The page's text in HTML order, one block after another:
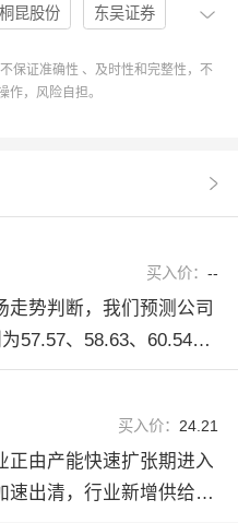
桐昆股份 东吴证券
长丝 601233
保证准确性 、及时性和完整性，不
作，风险自担。
买入价：--
势判断，我们预测公司
57.57、58.63、60.54亿
、44.09亿元），对
元（2026-2027年原预测
年5月7日收盘价PE分别
为一体化龙头，在周期
；公司开拓西部、联通国
买入价： 24.21
正由产能快速扩张期进入
速出清，行业新增供给增